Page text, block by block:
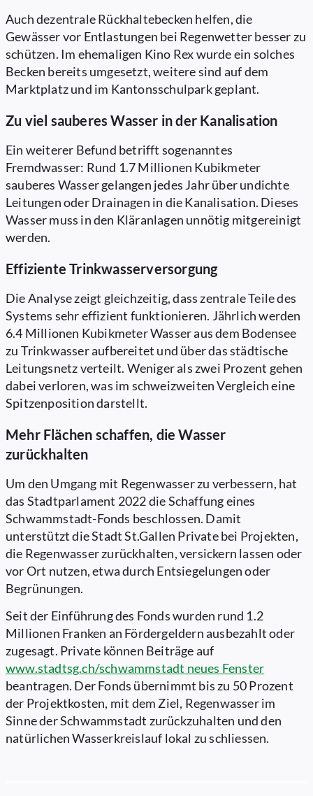
Auch dezentrale Rückhaltebecken helfen, die
Gewässer vor Entlastungen bei Regenwetter besser zu
schützen. Im ehemaligen Kino Rex wurde ein solches
Becken bereits umgesetzt, weitere sind auf dem
Marktplatz und im Kantonsschulpark geplant.
Zu viel sauberes Wasser in der Kanalisation
Ein weiterer Befund betrifft sogenanntes
Fremdwasser: Rund 1.7 Millionen Kubikmeter
sauberes Wasser gelangen jedes Jahr über undichte
Leitungen oder Drainagen in die Kanalisation. Dieses
Wasser muss in den Kläranlagen unnötig mitgereinigt
werden.
Effiziente Trinkwasserversorgung
Die Analyse zeigt gleichzeitig, dass zentrale Teile des
Systems sehr effizient funktionieren. Jährlich werden
6.4 Millionen Kubikmeter Wasser aus dem Bodensee
zu Trinkwasser aufbereitet und über das städtische
Leitungsnetz verteilt. Weniger als zwei Prozent gehen
dabei verloren, was im schweizweiten Vergleich eine
Spitzenposition darstellt.
Mehr Flächen schaffen, die Wasser
zurückhalten
Um den Umgang mit Regenwasser zu verbessern, hat
das Stadtparlament 2022 die Schaffung eines
Schwammstadt-Fonds beschlossen. Damit
unterstützt die Stadt St.Gallen Private bei Projekten,
die Regenwasser zurückhalten, versickern lassen oder
vor Ort nutzen, etwa durch Entsiegelungen oder
Begrünungen.
Seit der Einführung des Fonds wurden rund 1.2
Millionen Franken an Fördergeldern ausbezahlt oder
zugesagt. Private können Beiträge auf
www.stadtsg.ch/schwammstadt neues Fenster
beantragen. Der Fonds übernimmt bis zu 50 Prozent
der Projektkosten, mit dem Ziel, Regenwasser im
Sinne der Schwammstadt zurückzuhalten und den
natürlichen Wasserkreislauf lokal zu schliessen.